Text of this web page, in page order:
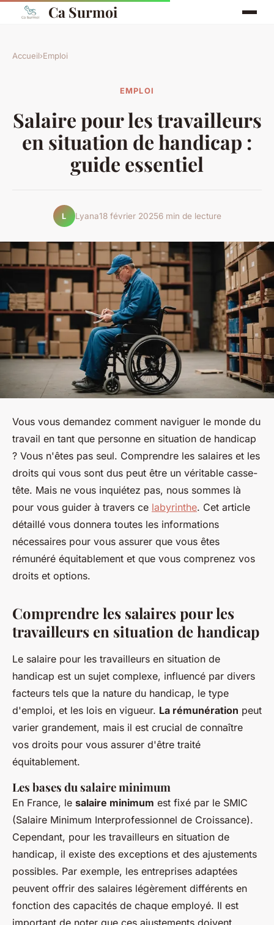
Ca Surmoi
Accueil›Emploi
EMPLOI
Salaire pour les travailleurs
en situation de handicap :
guide essentiel
L Lyana18 février 20256 min de lecture
Vous vous demandez comment naviguer le monde du
travail en tant que personne en situation de handicap
? Vous n'êtes pas seul. Comprendre les salaires et les
droits qui vous sont dus peut être un véritable casse-
tête. Mais ne vous inquiétez pas, nous sommes là
pour vous guider à travers ce labyrinthe. Cet article
détaillé vous donnera toutes les informations
nécessaires pour vous assurer que vous êtes
rémunéré équitablement et que vous comprenez vos
droits et options.
Comprendre les salaires pour les
travailleurs en situation de handicap
Le salaire pour les travailleurs en situation de
handicap est un sujet complexe, influencé par divers
facteurs tels que la nature du handicap, le type
d'emploi, et les lois en vigueur. La rémunération peut
varier grandement, mais il est crucial de connaître
vos droits pour vous assurer d'être traité
équitablement.
Les bases du salaire minimum
En France, le salaire minimum est fixé par le SMIC
(Salaire Minimum Interprofessionnel de Croissance).
Cependant, pour les travailleurs en situation de
handicap, il existe des exceptions et des ajustements
possibles. Par exemple, les entreprises adaptées
peuvent offrir des salaires légèrement différents en
fonction des capacités de chaque employé. Il est
important de noter que ces ajustements doivent